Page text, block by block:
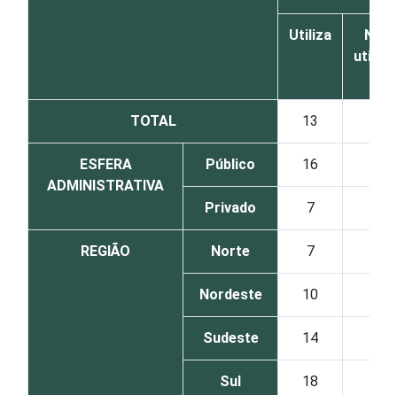
Utiliza
Não
utiliza
TOTAL 13
ESFERA
ADMINISTRATIVA
Público 16
Privado 7
REGIÃO Norte 7
Nordeste 10
Sudeste 14
Sul 18